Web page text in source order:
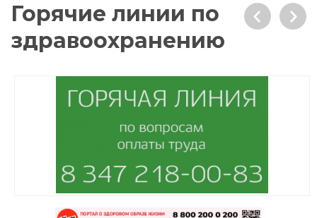
Горячие линии по
здравоохранению